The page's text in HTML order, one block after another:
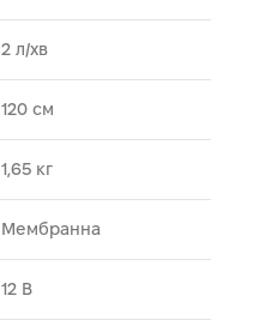
2 л/хв
120 см
1,65 кг
Мембранна
12 В